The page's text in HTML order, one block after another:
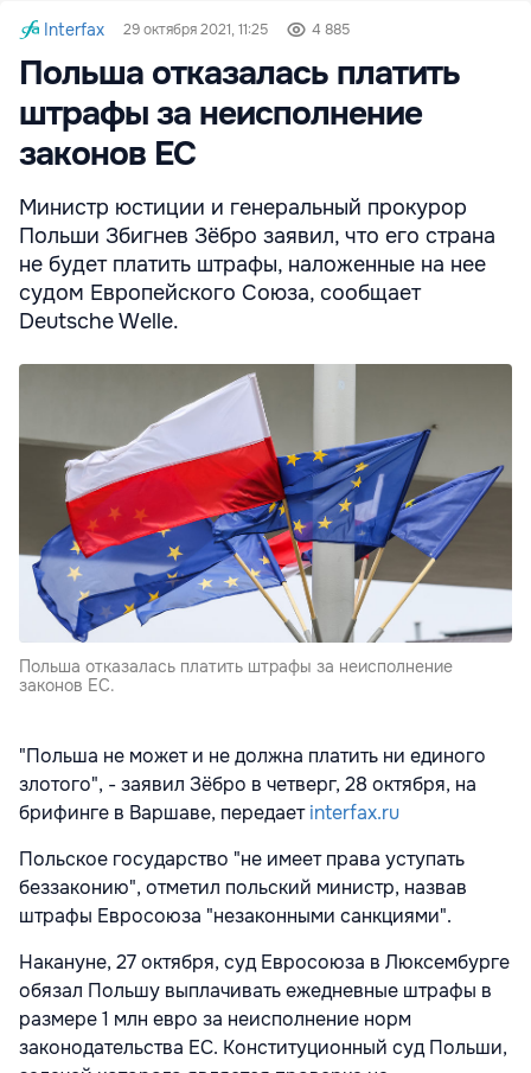
Interfax 29 октября 2021, 11:25 4 885
Польша отказалась платить
штрафы за неисполнение
законов ЕС
Министр юстиции и генеральный прокурор
Польши Збигнев Зёбро заявил, что его страна
не будет платить штрафы, наложенные на нее
судом Европейского Союза, сообщает
Deutsche Welle.
Польша отказалась платить штрафы за неисполнение
законов ЕС.
"Польша не может и не должна платить ни единого
злотого", - заявил Зёбро в четверг, 28 октября, на
брифинге в Варшаве, передаетinterfax.ru
Польское государство "не имеет права уступать
беззаконию", отметил польский министр, назвав
штрафы Евросоюза "незаконными санкциями".
Накануне, 27 октября, суд Евросоюза в Люксембурге
обязал Польшу выплачивать ежедневные штрафы в
размере 1 млн евро за неисполнение норм
законодательства ЕС. Конституционный суд Польши,